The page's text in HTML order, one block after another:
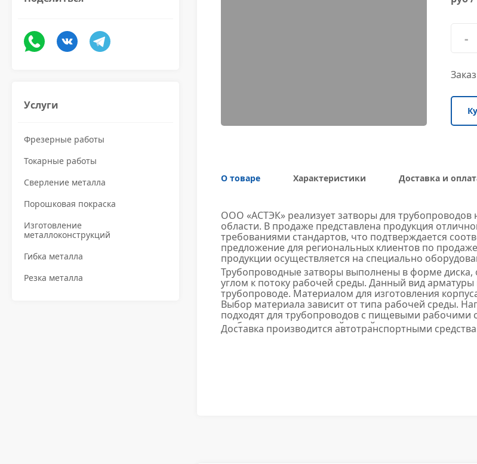
Услуги
Фрезерные работы
Токарные работы
Сверление металла
Порошковая покраска
Изготовление
металлоконструкций
Гибка металла
Резка металла
-
О товаре Характеристики Доставка и
ООО «АСТЭК» реализует затворы для трубопроводов
области. В продаже представлена продукция
требованиями стандартов, что подтверждается
предложение для региональных клиентов по
продукции осуществляется на специально
Трубопроводные затворы выполнены в форме
углом к потоку рабочей среды. Данный вид
трубопроводе. Материалом для изготовления
Выбор материала зависит от типа рабочей среды.
подходят для трубопроводов с пищевыми рабочими
трубопроводов с морской водой.
Доставка производится автотранспортными